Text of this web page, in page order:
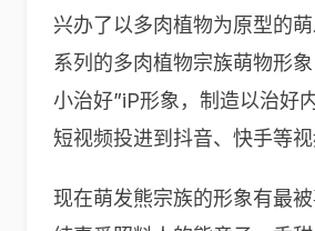
兴办了以多肉植物为原型的
系列的多肉植物宗族萌物形
小治好”iP形象，制造以治好
短视频投进到抖音、快手等视
现在萌发熊宗族的形象有最